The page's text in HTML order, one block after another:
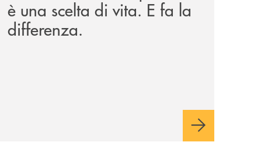
è una scelta di vita. E fa la
differenza.